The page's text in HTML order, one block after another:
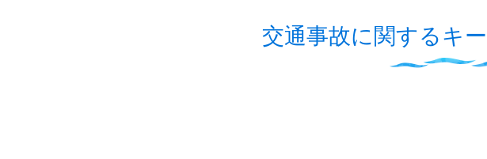
交通事故に関するキ